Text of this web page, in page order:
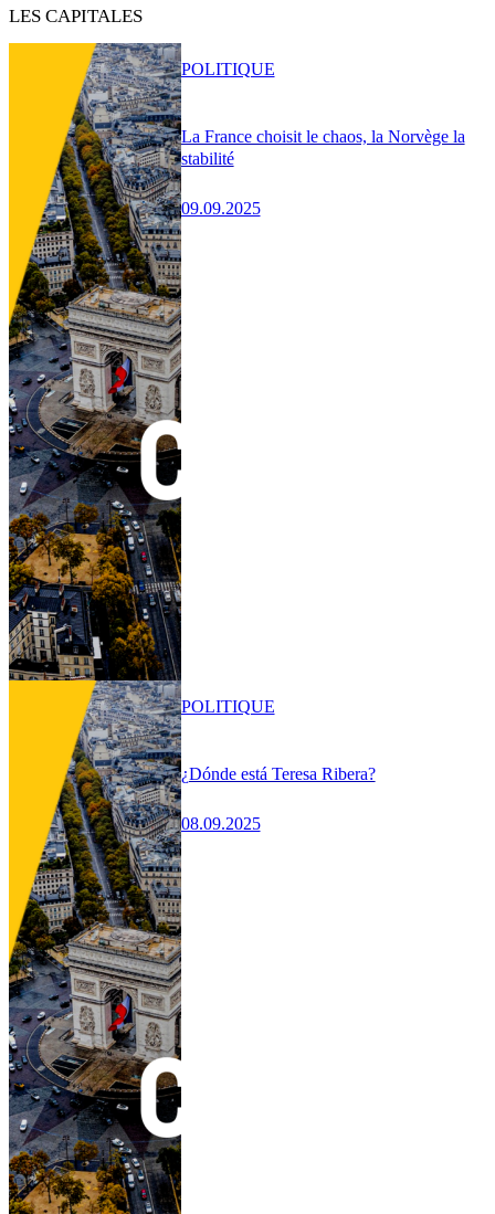
LES CAPITALES
La France choisit le chaos, la Norvège la
stabilité
09.09.2025
POLITIQUE
¿Dónde está Teresa Ribera?
08.09.2025
POLITIQUE